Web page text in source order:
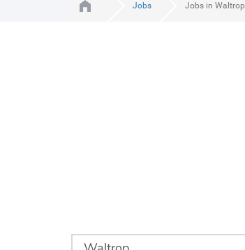
Jobs Jobs in Waltrop